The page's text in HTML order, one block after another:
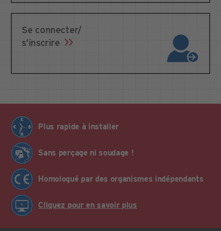
Se connecter/
s’inscrire
Plus rapide à installer
Sans perçage ni soudage !
Homologué par des organismes indépendants
Cliquez pour en savoir plus